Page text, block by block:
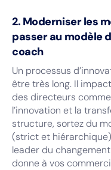
2. Moderniser les
passer au modèle
coach
Un processus
être très long. Il
des directeurs
l’innovation et la
structure, sortez du
(strict et
leader du
donne à vos